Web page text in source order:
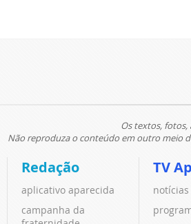
Os textos, fotos,
Não reproduza o conteúdo em outro meio
Redação
aplicativo aparecida
campanha da
TV
notícias